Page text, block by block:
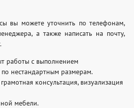
вы можете уточнить по телефонам,
а также написать на почту,
работы с выполнением
нестандартным размерам.
консультация, визуализация
мебели.